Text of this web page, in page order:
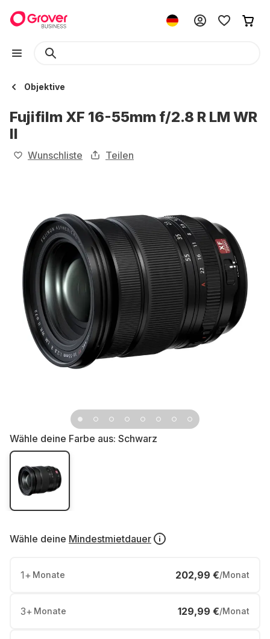
Objektive
Fujifilm XF 16-55mm f/2.8 R LM WR
II
Wunschliste Teilen
Wähle deine Farbe aus: Schwarz
Wähle deine Mindestmietdauer
1+ Monate 202,99 €/Monat
3+ Monate 129,99 €/Monat